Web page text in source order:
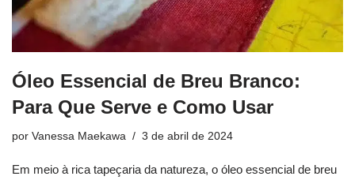
Óleo Essencial de Breu Branco:
Para Que Serve e Como Usar
por Vanessa Maekawa 3 de abril de 2024
Em meio à rica tapeçaria da natureza, o óleo essencial de breu